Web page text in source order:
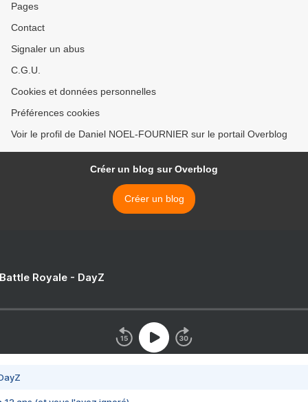
Pages
Contact
Signaler un abus
C.G.U.
Cookies et données personnelles
Préférences cookies
Voir le profil de Daniel NOEL-FOURNIER sur le portail Overblog
Créer un blog sur Overblog
Créer un blog
Royale - DayZ